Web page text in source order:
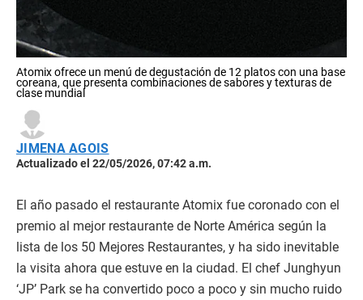
Atomix ofrece un menú de degustación de 12 platos con una base
coreana, que presenta combinaciones de sabores y texturas de
clase mundial
JIMENA AGOIS
Actualizado el 22/05/2026, 07:42 a.m.
El año pasado el restaurante Atomix fue coronado con el
premio al mejor restaurante de Norte América según la
lista de los 50 Mejores Restaurantes, y ha sido inevitable
la visita ahora que estuve en la ciudad. El chef Junghyun
‘JP’ Park se ha convertido poco a poco y sin mucho ruido